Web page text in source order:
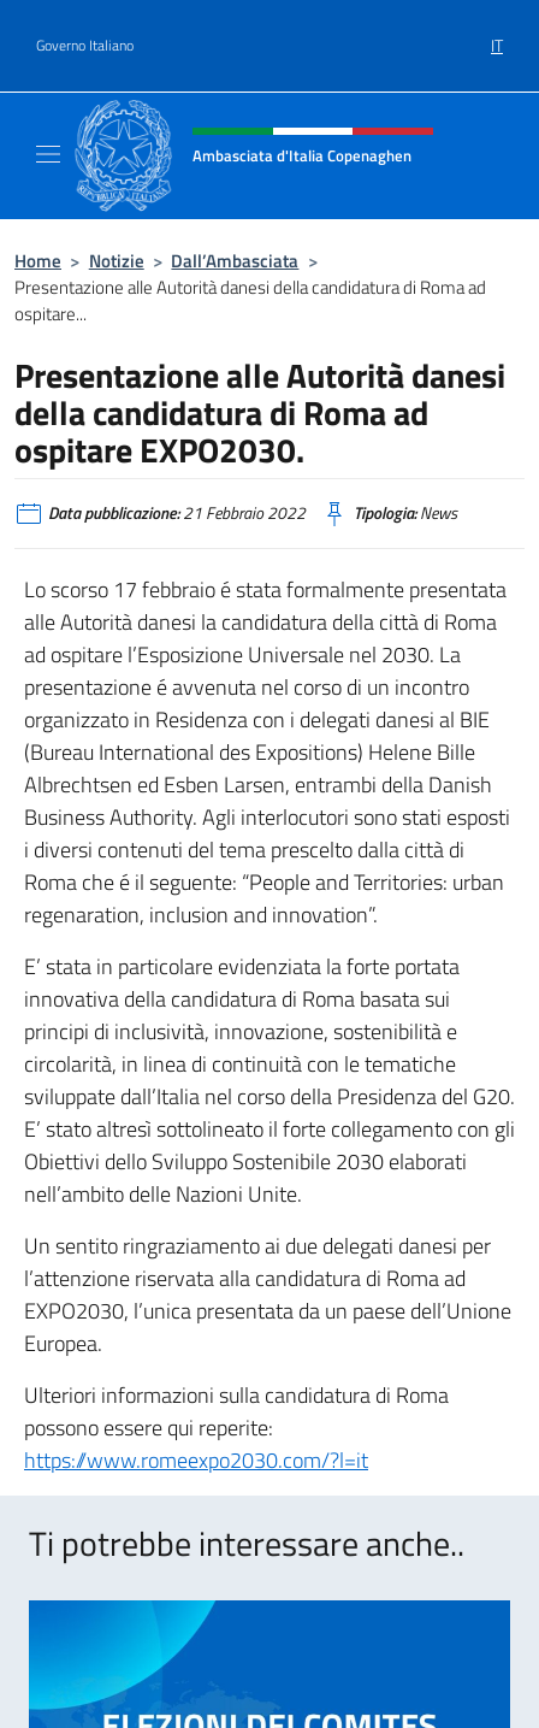
Governo Italiano IT
Intestazione sito, social e menù
Ambasciata d'Italia Copenaghen
Home > Notizie > Dall’Ambasciata >
Presentazione alle Autorità danesi della candidatura di Roma ad
ospitare...
Presentazione alle Autorità danesi
della candidatura di Roma ad
ospitare EXPO2030.
Data pubblicazione:21 Febbraio 2022 Tipologia:News
Lo scorso 17 febbraio é stata formalmente presentata
alle Autorità danesi la candidatura della città di Roma
ad ospitare l’Esposizione Universale nel 2030. La
presentazione é avvenuta nel corso di un incontro
organizzato in Residenza con i delegati danesi al BIE
(Bureau International des Expositions) Helene Bille
Albrechtsen ed Esben Larsen, entrambi della Danish
Business Authority. Agli interlocutori sono stati esposti
i diversi contenuti del tema prescelto dalla città di
Roma che é il seguente: “People and Territories: urban
regenaration, inclusion and innovation”.
E’ stata in particolare evidenziata la forte portata
innovativa della candidatura di Roma basata sui
principi di inclusività, innovazione, sostenibilità e
circolarità, in linea di continuità con le tematiche
sviluppate dall’Italia nel corso della Presidenza del G20.
E’ stato altresì sottolineato il forte collegamento con gli
Obiettivi dello Sviluppo Sostenibile 2030 elaborati
nell’ambito delle Nazioni Unite.
Un sentito ringraziamento ai due delegati danesi per
l’attenzione riservata alla candidatura di Roma ad
EXPO2030, l’unica presentata da un paese dell’Unione
Europea.
Ulteriori informazioni sulla candidatura di Roma
possono essere qui reperite:
https://www.romeexpo2030.com/?l=it
Ti potrebbe interessare anche..